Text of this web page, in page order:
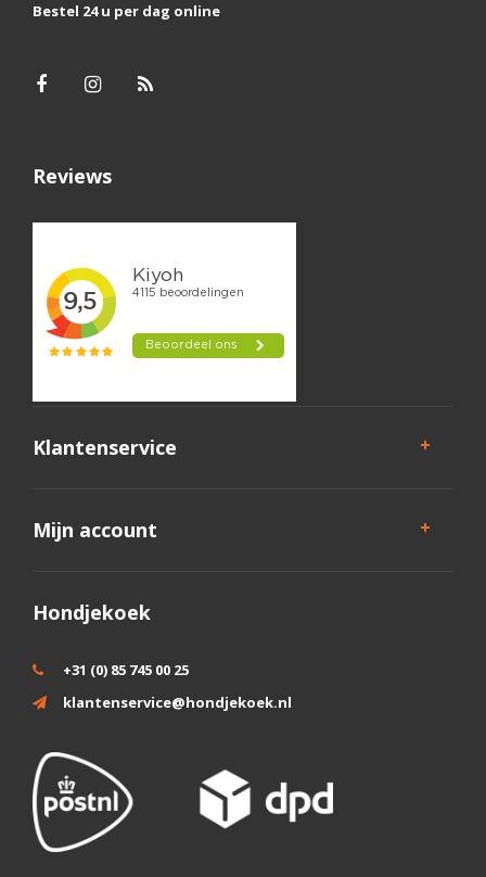
Bestel 24 u per dag online
Reviews
Klantenservice
Mijn account
Hondjekoek
+31 (0) 85 745 00 25
klantenservice@hondjekoek.nl